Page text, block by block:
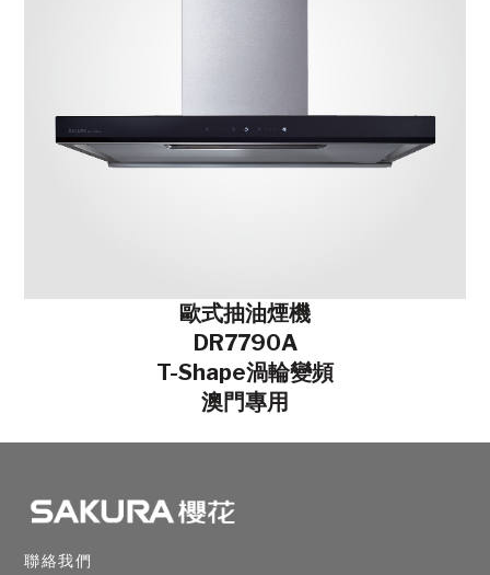
歐式抽油煙機
DR7790A
T-Shape渦輪變頻
澳門專用
聯絡我們